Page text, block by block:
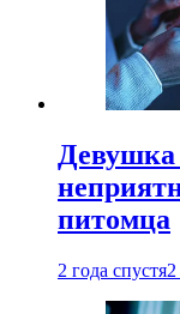
Девушка
питомца
2 года спустя